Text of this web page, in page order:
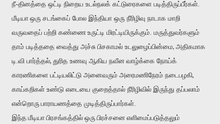
நீ-தினத்தை ஒட்டி நிறைய உடல்நலக் கட்டுரைகளை படித்திருப்பீர்கள்.
மீடியா ஒரு சடங்கைப் போல இந்தியா ஒரு நீரிழிவு நாடாக மாறி
வருவதைப் பற்றி கண்ணை உருட்டி மிரட்டியிருக்கும். மருத்துவர்களும்
தாம் படித்ததை வைத்து அச்சு பிசகாமல் உடலுழைப்பின்மை, அதிகமாக
டி.வி பார்த்தல், துரித உணவு ஆகிய நவீன வாழ்க்கை நோய்க்
காரணிகளை பட்டியலிட்டு அனைவரும் அரைமணிநேரம் நடைபழகி,
காய்கறிகள் உண்டு எடையை குறைத்தால் நீரிழிவில் இருந்து தப்பலாம்
என்றொரு பாராயணத்தை முடித்திருப்பார்கள்.
இந்த மீடியா பிரசங்கத்தில் ஒரு பிரச்சனை எளிமைப்படுத்தலும்